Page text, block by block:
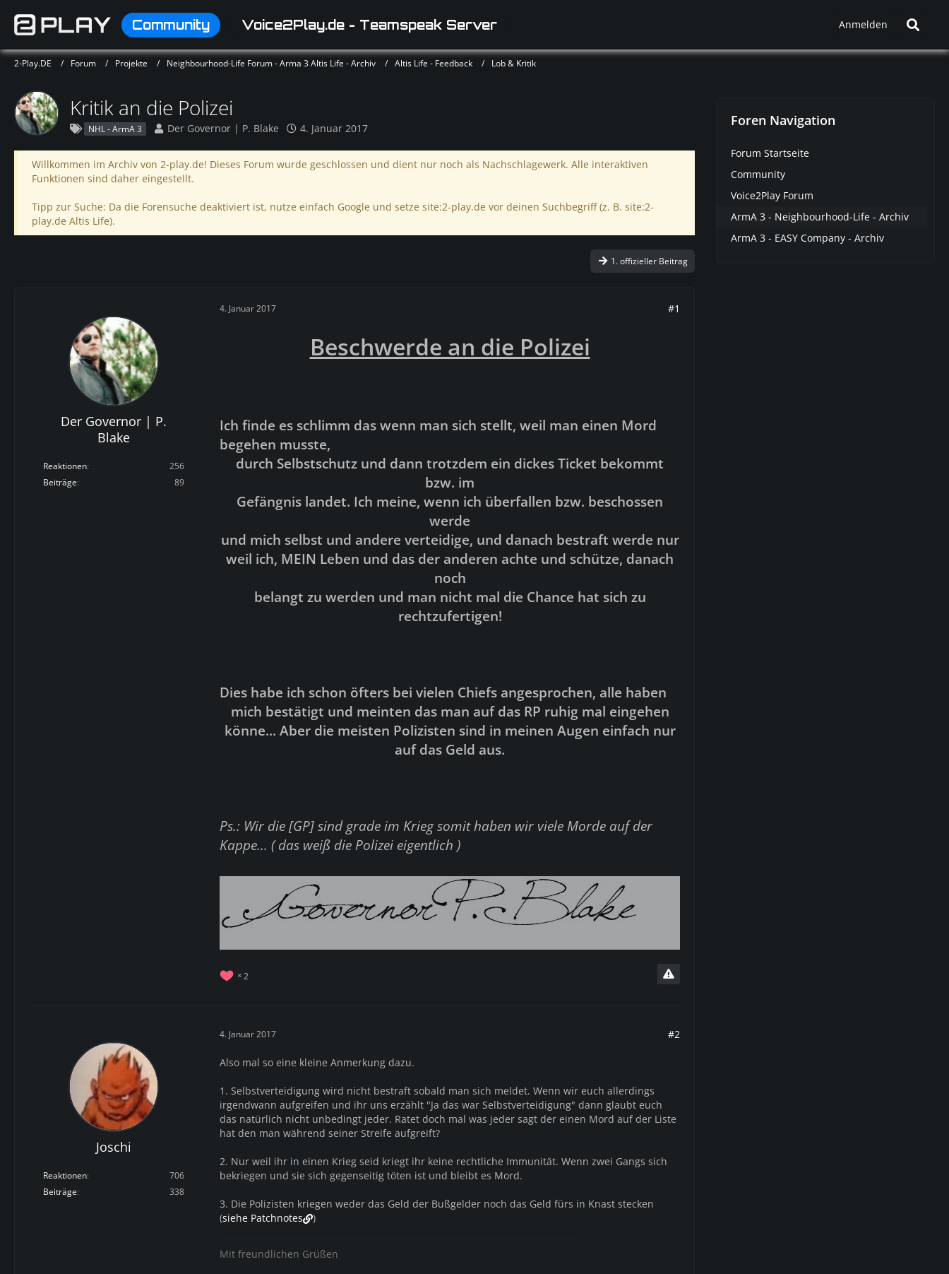
Community Voice2Play.de - Teamspeak Server Anmelden
2-Play.DE Forum Projekte Neighbourhood-Life Forum - Arma 3 Altis Life - Archiv Altis Life - Feedback Lob & Kritik
Kritik an die Polizei
NHL - ArmA 3 Der Governor | P. Blake 4. Januar 2017
Willkommen im Archiv von 2-play.de! Dieses Forum wurde geschlossen und dient nur noch als Nachschlagewerk. Alle interaktiven
Funktionen sind daher eingestellt.
Tipp zur Suche: Da die Forensuche deaktiviert ist, nutze einfach Google und setze site:2-play.de vor deinen Suchbegriff (z. B. site:2-
play.de Altis Life).
1. offizieller Beitrag
Der Governor | P.
Blake
Reaktionen
256
Beiträge
89
4. Januar 2017 #1
Beschwerde an die Polizei
Ich finde es schlimm das wenn man sich stellt, weil man einen Mord
begehen musste,
durch Selbstschutz und dann trotzdem ein dickes Ticket bekommt
bzw. im
Gefängnis landet. Ich meine, wenn ich überfallen bzw. beschossen
werde
und mich selbst und andere verteidige, und danach bestraft werde nur
weil ich, MEIN Leben und das der anderen achte und schütze, danach
noch
belangt zu werden und man nicht mal die Chance hat sich zu
rechtzufertigen!
Dies habe ich schon öfters bei vielen Chiefs angesprochen, alle haben
mich bestätigt und meinten das man auf das RP ruhig mal eingehen
könne... Aber die meisten Polizisten sind in meinen Augen einfach nur
auf das Geld aus.
Ps.: Wir die [GP] sind grade im Krieg somit haben wir viele Morde auf der
Kappe... ( das weiß die Polizei eigentlich )
2
Joschi
Reaktionen
706
Beiträge
338
4. Januar 2017 #2
Also mal so eine kleine Anmerkung dazu.
1. Selbstverteidigung wird nicht bestraft sobald man sich meldet. Wenn wir euch allerdings
irgendwann aufgreifen und ihr uns erzählt "Ja das war Selbstverteidigung" dann glaubt euch
das natürlich nicht unbedingt jeder. Ratet doch mal was jeder sagt der einen Mord auf der Liste
hat den man während seiner Streife aufgreift?
2. Nur weil ihr in einen Krieg seid kriegt ihr keine rechtliche Immunität. Wenn zwei Gangs sich
bekriegen und sie sich gegenseitig töten ist und bleibt es Mord.
3. Die Polizisten kriegen weder das Geld der Bußgelder noch das Geld fürs in Knast stecken
(siehe Patchnotes )
Mit freundlichen Grüßen
Foren Navigation
Forum Startseite
Community
Voice2Play Forum
ArmA 3 - Neighbourhood-Life - Archiv
ArmA 3 - EASY Company - Archiv